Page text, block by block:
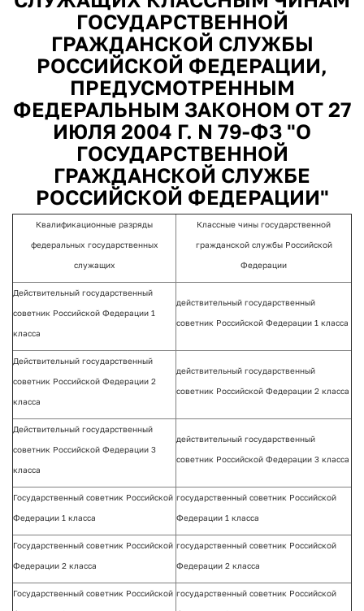
ГОСУДАРСТВЕННОЙ
ГРАЖДАНСКОЙ СЛУЖБЫ
РОССИЙСКОЙ ФЕДЕРАЦИИ,
ПРЕДУСМОТРЕННЫМ
ФЕДЕРАЛЬНЫМ ЗАКОНОМ ОТ 27
ИЮЛЯ 2004 Г. N 79-ФЗ "О
ГОСУДАРСТВЕННОЙ
ГРАЖДАНСКОЙ СЛУЖБЕ
РОССИЙСКОЙ ФЕДЕРАЦИИ"
Квалификационные разряды
федеральных государственных
служащих
Классные чины государственной
гражданской службы Российской
Федерации
Действительный государственный
советник Российской Федерации 1
класса
действительный государственный
советник Российской Федерации 1 класса
Действительный государственный
советник Российской Федерации 2
класса
действительный государственный
советник Российской Федерации 2 класса
Действительный государственный
советник Российской Федерации 3
класса
действительный государственный
советник Российской Федерации 3 класса
Государственный советник Российской
Федерации 1 класса
государственный советник Российской
Федерации 1 класса
Государственный советник Российской
Федерации 2 класса
государственный советник Российской
Федерации 2 класса
Государственный советник Российской государственный советник Российской